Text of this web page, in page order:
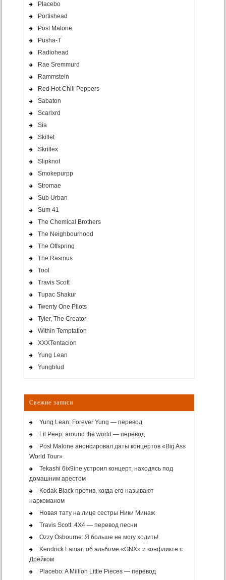
Placebo
Portishead
Post Malone
Pusha-T
Radiohead
Rae Sremmurd
Rammstein
Red Hot Chili Peppers
Sabaton
Scarlxrd
Sia
Skillet
Skrillex
Slipknot
Smokepurpp
Stromae
Sub Urban
Sum 41
The Chemical Brothers
The Neighbourhood
The Offspring
The Rasmus
Tool
Travis Scott
Tupac Shakur
Twenty One Pilots
Tyler, The Creator
Within Temptation
XXXTentacion
Yung Lean
Yungblud
Свежие записи
Yung Lean: Forever Yung — перевод
Lil Peep: around the world — перевод
Post Malone анонсировал даты концертов «Big Ass
World Tour»
Tekashi 6ix9ine устроил концерт, находясь под
домашним арестом
Kodak Black против, когда его называют
наркоманом
Новая тату на лице сестры Ники Минаж
Travis Scott: 4X4 — перевод песни
Ozzy Osbourne: Я больше не могу ходить!
Kendrick Lamar: об альбоме «GNX» и конфликте с
Дрейком
Placebo: A Million Little Pieces — перевод